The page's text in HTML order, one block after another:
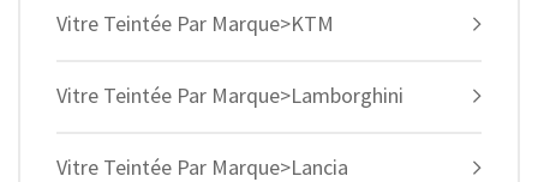
Vitre Teintée Par Marque>KTM
Vitre Teintée Par Marque>Lamborghini
Vitre Teintée Par Marque>Lancia